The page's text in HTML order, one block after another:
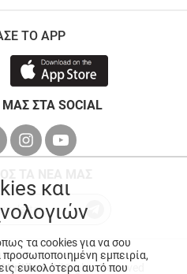
ΤΟ APP
ΣΤΑ SOCIAL
Kritikos. All Rights Reserved
και
τα cookies για να σου
εμπειρία,
ευκολότερα αυτό που